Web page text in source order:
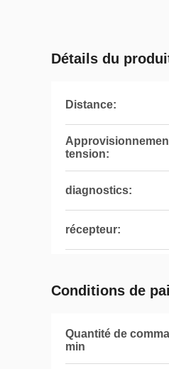
Détails du
Distance:
tension:
diagnostics:
récepteur:
Conditions de
Quantité de
min